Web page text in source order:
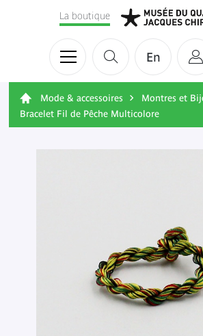
En
La boutique
Mode & accessoires
Montres et
Bracelet Fil de Pêche Multicolore